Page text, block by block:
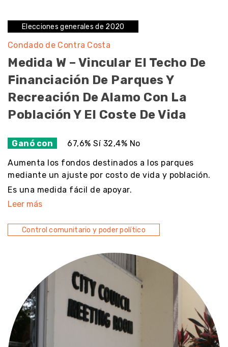
Elecciones generales de 2020
Condado de Contra Costa
Medida W – Vincular El Techo De
Financiación De Parques Y
Recreación De Alamo Con La
Población Y El Coste De Vida
Ganó con 67,6% Sí 32,4% No
Aumenta los fondos destinados a los parques
mediante un ajuste por costo de vida y población.
Es una medida fácil de apoyar.
Leer más
Control comunitario y poder político